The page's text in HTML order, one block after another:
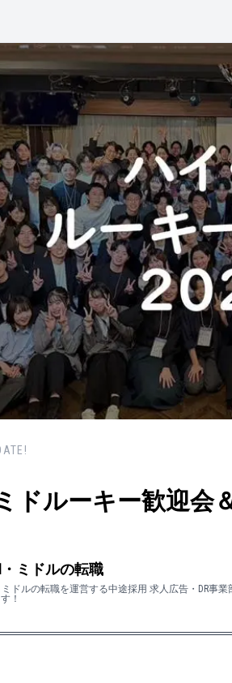
ドルーキー歓迎会
・ミドルの転職
ミドルの転職を運営する中途採用 求人広告・DR事
！